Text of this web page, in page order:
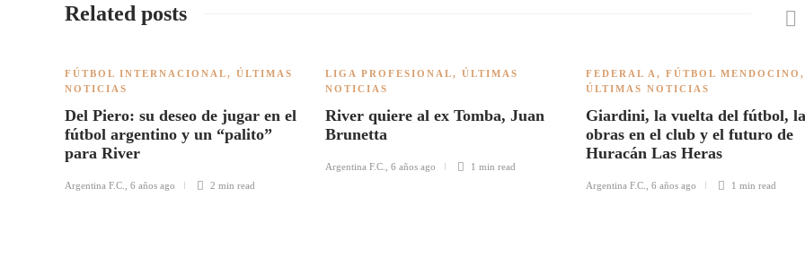
Related posts
FÚTBOL INTERNACIONAL, ÚLTIMAS
NOTICIAS
Del Piero: su deseo de jugar en el
fútbol argentino y un “palito”
para River
Argentina F.C. 6 años ago 2 min read
LIGA PROFESIONAL, ÚLTIMAS
NOTICIAS
River quiere al ex Tomba, Juan
Brunetta
Argentina F.C. 6 años ago 1 min read
FEDERAL A , FÚTBOL MENDOCINO ,
ÚLTIMAS NOTICIAS
Giardini, la vuelta del fútbol,
obras en el club y el futuro de
Huracán Las Heras
Argentina F.C. 6 años ago 1 min read